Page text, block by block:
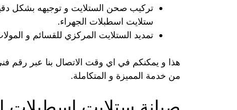
تركيب صحن الستلايت و توجيهه بشكل
ستلايت اسطبلات الجهراء.
تمديد الستلايت المركزي للقسائم و
من خدمة المميزة و المتكاملة.